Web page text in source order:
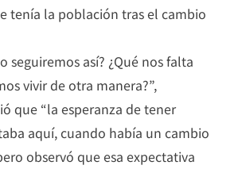
tenía la población tras el cambio
seguiremos así? ¿Qué nos falta
vivir de otra manera?”,
que “la esperanza de tener
aquí, cuando había un cambio
observó que esa expectativa